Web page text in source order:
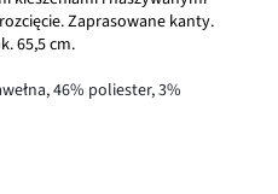
Zaprasowane kanty.
65,5 cm.
46% poliester, 3%